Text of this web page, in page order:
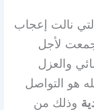
نالت إعجاب
جمعت لأجل
والعزل
هو التواصل
وذلك من